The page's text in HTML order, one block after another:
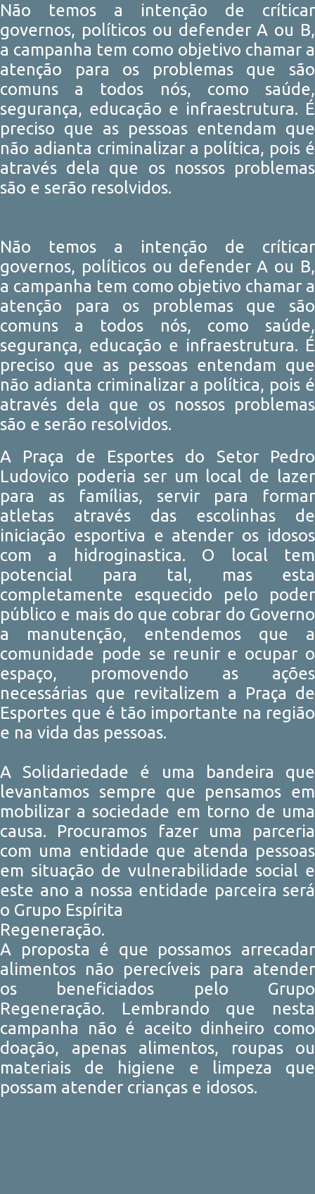
Não temos a intenção de críticar
governos, políticos ou defender A ou B,
a campanha tem como objetivo chamar a
atenção para os problemas que são
comuns a todos nós, como saúde,
segurança, educação e infraestrutura. É
preciso que as pessoas entendam que
não adianta criminalizar a política, pois é
através dela que os nossos problemas
são e serão resolvidos.
Não temos a intenção de críticar
governos, políticos ou defender A ou B,
a campanha tem como objetivo chamar a
atenção para os problemas que são
comuns a todos nós, como saúde,
segurança, educação e infraestrutura. É
preciso que as pessoas entendam que
não adianta criminalizar a política, pois é
através dela que os nossos problemas
são e serão resolvidos.
A Praça de Esportes do Setor Pedro
Ludovico poderia ser um local de lazer
para as famílias, servir para formar
atletas através das escolinhas de
iniciação esportiva e atender os idosos
com a hidroginastica. O local tem
potencial para tal, mas esta
completamente esquecido pelo poder
público e mais do que cobrar do Governo
a manutenção, entendemos que a
comunidade pode se reunir e ocupar o
espaço, promovendo as ações
necessárias que revitalizem a Praça de
Esportes que é tão importante na região
e na vida das pessoas.
A Solidariedade é uma bandeira que
levantamos sempre que pensamos em
mobilizar a sociedade em torno de uma
causa. Procuramos fazer uma parceria
com uma entidade que atenda pessoas
em situação de vulnerabilidade social e
este ano a nossa entidade parceira será
o Grupo Espírita
Regeneração.
A proposta é que possamos arrecadar
alimentos não perecíveis para atender
os beneficiados pelo Grupo
Regeneração. Lembrando que nesta
campanha não é aceito dinheiro como
doação, apenas alimentos, roupas ou
materiais de higiene e limpeza que
possam atender crianças e idosos.